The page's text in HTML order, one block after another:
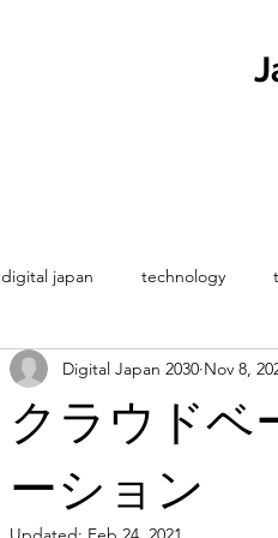
digital japan technology
クラウドベ
ーション
Digital Japan 2030 Nov 8,